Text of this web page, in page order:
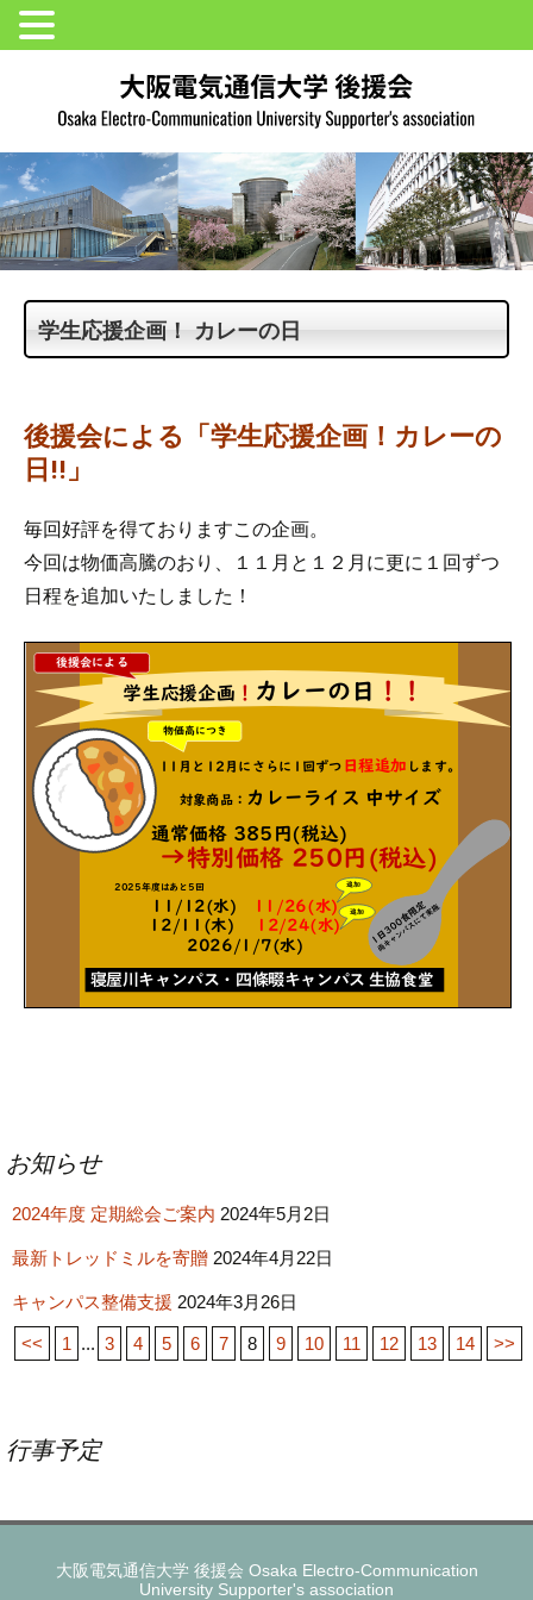
学生応援企画！ カレーの日
後援会による「学生応援企画！カレーの
日!!」
毎回好評を得ておりますこの企画。
今回は物価高騰のおり、１１月と１２月に更に１回ずつ
日程を追加いたしました！
投
稿
ナ
ビ
ー
シ
お知らせ
2024年度 定期総会ご案内 2024年5月2日
最新トレッドミルを寄贈 2024年4月22日
キャンパス整備支援 2024年3月26日
<< 1 ... 3 4 5 6 7 8 9 10 11 12 13 14 >>
行事予定
大阪電気通信大学 後援会 Osaka Electro-Communication
University Supporter's association